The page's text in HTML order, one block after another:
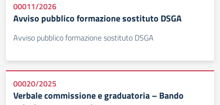
00011/2026
Avviso pubblico formazione sostituto DSGA
Avviso pubblico formazione sostituto DSGA
00020/2025
Verbale commissione e graduatoria – Bando